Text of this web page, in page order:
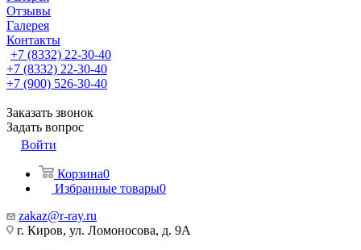
Отзывы
Галерея
Контакты
+7 (8332) 22-30-40
+7 (8332) 22-30-40
+7 (900) 526-30-40
Заказать звонок
Задать вопрос
Войти
Корзина0
Избранные товары0
zakaz@r-ray.ru
г. Киров, ул. Ломоносова, д. 9А